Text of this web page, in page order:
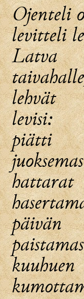
Ojenteli
levitteli
lehvät
levisi:
piätti
hattarat
kuuhuen